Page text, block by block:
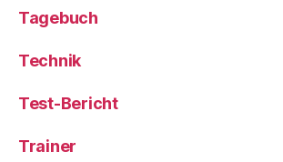
Tagebuch
Technik
Test-Bericht
Trainer